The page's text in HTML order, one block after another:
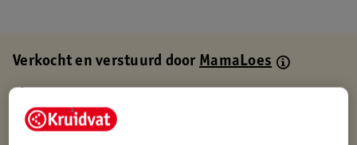
Verkocht en verstuurd doorMamaLoes
Gratis thuisbezorgd
Gratis retourneren via verkooppartner.